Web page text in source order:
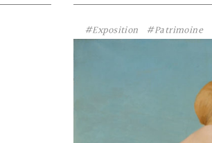
#Exposition
#Patrimoine